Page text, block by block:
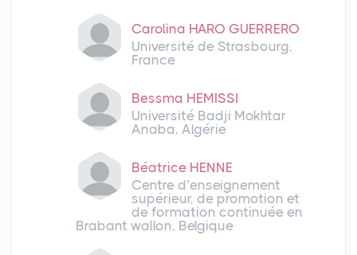
Carolina HARO GUERRERO
Université de Strasbourg,
France
Bessma HEMISSI
Université Badji Mokhtar
Anaba, Algérie
Béatrice HENNE
Centre d’enseignement
supérieur, de promotion et
de formation continuée en
Brabant wallon, Belgique